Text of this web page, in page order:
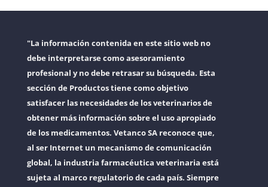
"La información contenida en este sitio web no
debe interpretarse como asesoramiento
profesional y no debe retrasar su búsqueda. Esta
sección de Productos tiene como objetivo
satisfacer las necesidades de los veterinarios de
obtener más información sobre el uso apropiado
de los medicamentos. Vetanco SA reconoce que,
al ser Internet un mecanismo de comunicación
global, la industria farmacéutica veterinaria está
sujeta al marco regulatorio de cada país. Siempre